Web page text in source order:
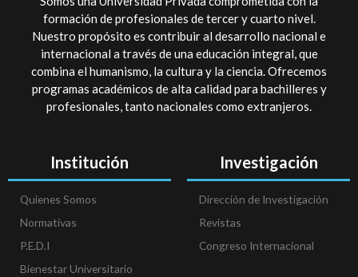
formación de profesionales de tercer y cuarto nivel.
Nuestro propósito es contribuir al desarrollo nacional e
internacional a través de una educación integral, que
combina el humanismo, la cultura y la ciencia. Ofrecemos
programas académicos de alta calidad para bachilleres y
profesionales, tanto nacionales como extranjeros.
Institución
Quienes Somos
Normativas
P.E.D.I
Bienestar Universitario
Investigación
Dirección de Investigación
Revistas
Congreso Internacional